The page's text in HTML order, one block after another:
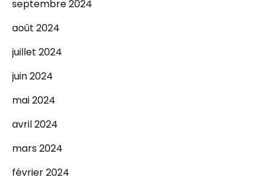
septembre 2024
août 2024
juillet 2024
juin 2024
mai 2024
avril 2024
mars 2024
février 2024